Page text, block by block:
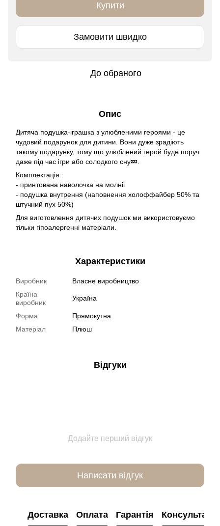
Купити
Замовити швидко
До обраного
Опис
Дитяча подушка-іграшка з улюбленими героями - це
чудовий подарунок для дитини. Вони дуже зрадіють
такому подарунку, тому що улюблений герой буде поруч
даже під час ігри або солодкого сну💤.
Комплектація :
- принтована наволочка на молніі
- подушка внутрення (наповнення холоффайбер 50% та
штучний пух 50%)
Для виготовлення дитячих подушок ми використовуємо
тільки гіпоалергенні матеріали.
Характеристики
Виробник
Власне виробництво
Країна
виробник
Україна
Форма
Прямокутна
Матеріал
Плюш
Відгуки
Додайте перший відгук
Написати відгук
Доставка Оплата Гарантія Консультація